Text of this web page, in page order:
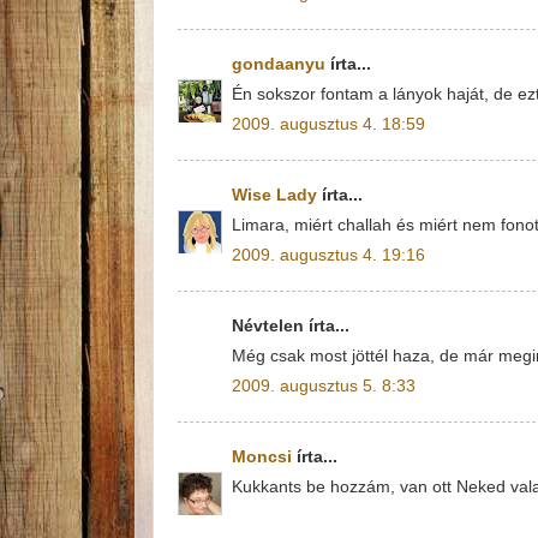
gondaanyu írta...
Én sokszor fontam a lányok haját, de
2009. augusztus 4. 18:59
Wise Lady írta...
Limara, miért challah és miért nem
2009. augusztus 4. 19:16
Névtelen írta...
Még csak most jöttél haza, de már
2009. augusztus 5. 8:33
Moncsi írta...
Kukkants be hozzám, van ott Neked